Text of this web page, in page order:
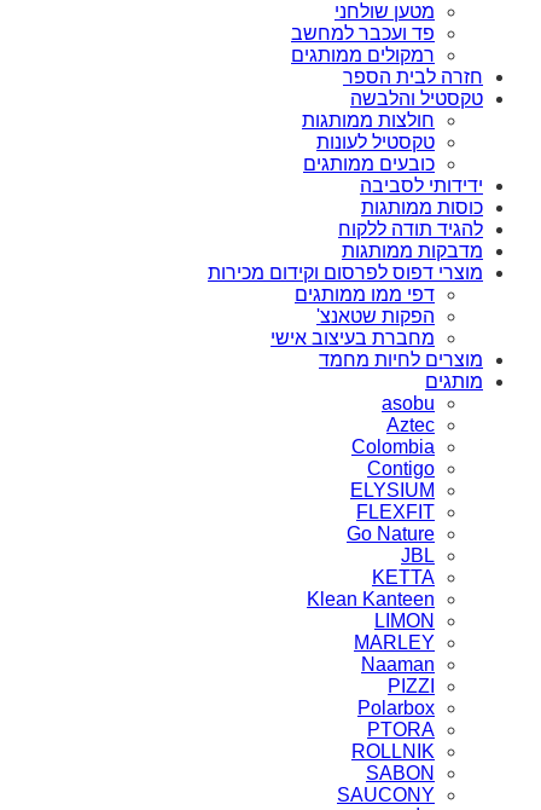
מטען שולחני
פד ועכבר למחשב
רמקולים ממותגים
חזרה לבית הספר
טקסטיל והלבשה
חולצות ממותגות
טקסטיל לעונות
כובעים ממותגים
ידידותי לסביבה
כוסות ממותגות
להגיד תודה ללקוח
מדבקות ממותגות
מוצרי דפוס לפרסום וקידום מכירות
דפי ממו ממותגים
הפקות שטאנצ'
מחברת בעיצוב אישי
מוצרים לחיות מחמד
מותגים
asobu
Aztec
Colombia
Contigo
ELYSIUM
FLEXFIT
Go Nature
JBL
KETTA
Klean Kanteen
LIMON
MARLEY
Naaman
PIZZI
Polarbox
PTORA
ROLLNIK
SABON
SAUCONY